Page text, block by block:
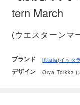
tern March
(ウエスターンマ
ブランド iittala(イッタ
デザイン Oiva Toikka (